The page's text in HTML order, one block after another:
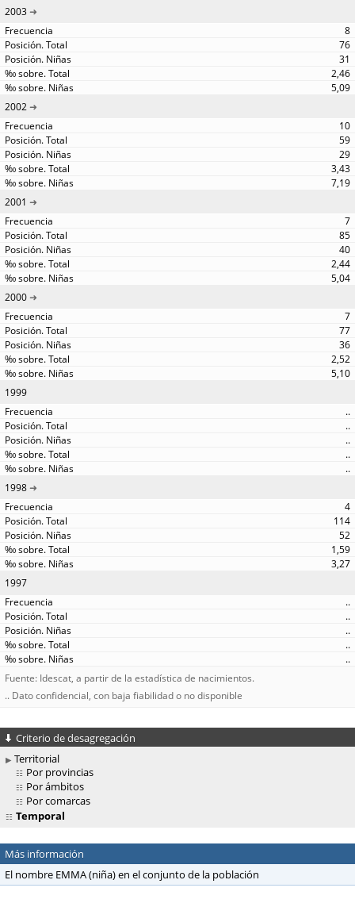
2003
8
76
31
2,46
5,09
2002
10
59
29
3,43
7,19
2001
7
85
40
2,44
5,04
2000
7
77
36
2,52
5,10
1999
..
..
..
..
..
1998
4
114
52
1,59
3,27
1997
..
..
..
..
..
Fuente: Idescat, a partir de la estadística de nacimientos.
.. Dato confidencial, con baja fiabilidad o no disponible
Criterio de desagregación
Territorial
Por provincias
Por ámbitos
Por comarcas
Temporal
Más información
El nombre EMMA (niña) en el conjunto de la población